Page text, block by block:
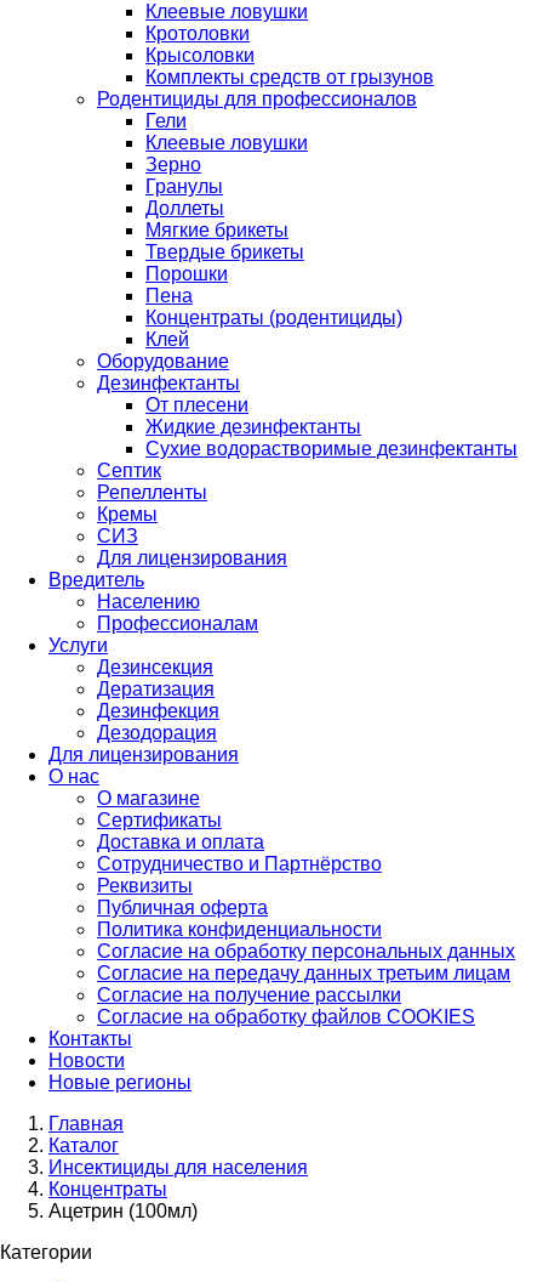
Клеевые ловушки
Кротоловки
Крысоловки
Комплекты средств от грызунов
Родентициды для профессионалов
Гели
Клеевые ловушки
Зерно
Гранулы
Доллеты
Мягкие брикеты
Твердые брикеты
Порошки
Пена
Концентраты (родентициды)
Клей
Оборудование
Дезинфектанты
От плесени
Жидкие дезинфектанты
Сухие водорастворимые дезинфектанты
Септик
Репелленты
Кремы
СИЗ
Для лицензирования
Вредитель
Населению
Профессионалам
Услуги
Дезинсекция
Дератизация
Дезинфекция
Дезодорация
Для лицензирования
О нас
О магазине
Сертификаты
Доставка и оплата
Сотрудничество и Партнёрство
Реквизиты
Публичная оферта
Политика конфиденциальности
Согласие на обработку персональных данных
Согласие на передачу данных третьим лицам
Согласие на получение рассылки
Согласие на обработку файлов COOKIES
Контакты
Новости
Новые регионы
Главная
Каталог
Инсектициды для населения
Концентраты
Ацетрин (100мл)
Категории